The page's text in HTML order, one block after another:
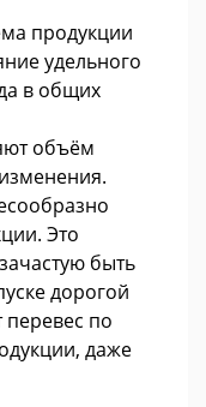
продукции
удельного
в общих
объём
Это
быть
дорогой
перевес по
даже